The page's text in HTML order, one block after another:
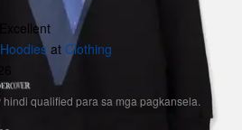
Hoodies at Clothing
qualified para sa mga pagkansela.